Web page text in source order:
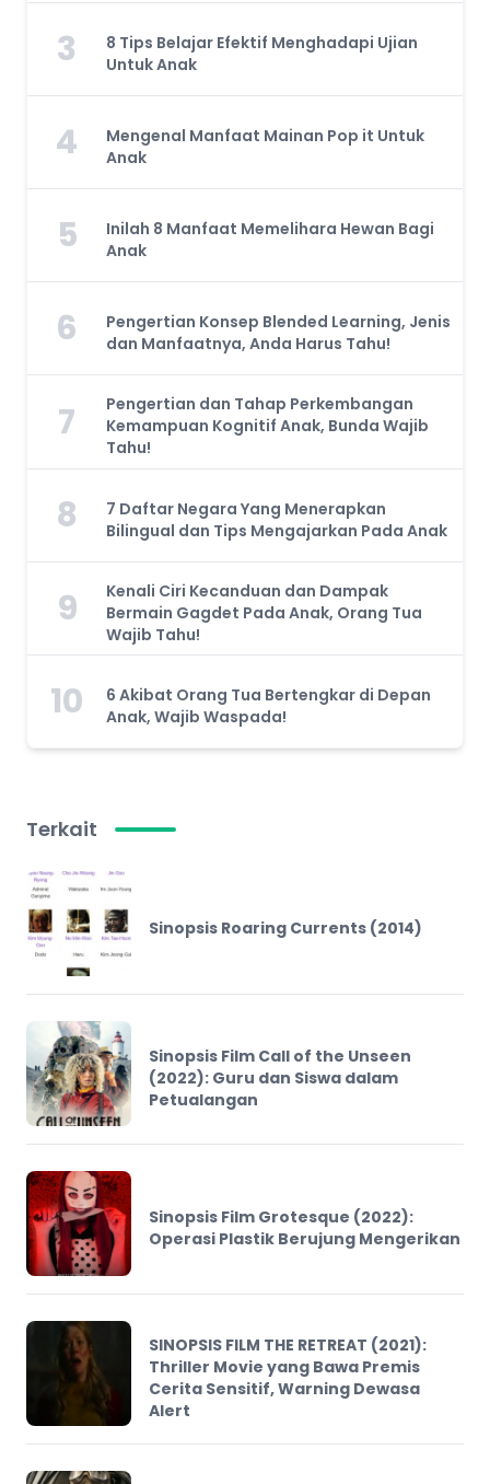
3
8 Tips Belajar Efektif Menghadapi Ujian
Untuk Anak
4
Mengenal Manfaat Mainan Pop it Untuk
Anak
5
Inilah 8 Manfaat Memelihara Hewan Bagi
Anak
6
Pengertian Konsep Blended Learning, Jenis
dan Manfaatnya, Anda Harus Tahu!
7
Pengertian dan Tahap Perkembangan
Kemampuan Kognitif Anak, Bunda Wajib
Tahu!
8
7 Daftar Negara Yang Menerapkan
Bilingual dan Tips Mengajarkan Pada Anak
9
Kenali Ciri Kecanduan dan Dampak
Bermain Gagdet Pada Anak, Orang Tua
Wajib Tahu!
10
6 Akibat Orang Tua Bertengkar di Depan
Anak, Wajib Waspada!
Terkait
Sinopsis Roaring Currents (2014)
Sinopsis Film Call of the Unseen
(2022): Guru dan Siswa dalam
Petualangan
Sinopsis Film Grotesque (2022):
Operasi Plastik Berujung Mengerikan
SINOPSIS FILM THE RETREAT (2021):
Thriller Movie yang Bawa Premis
Cerita Sensitif, Warning Dewasa
Alert